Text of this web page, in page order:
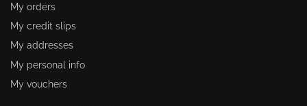
My orders
My credit slips
My addresses
My personal info
My vouchers